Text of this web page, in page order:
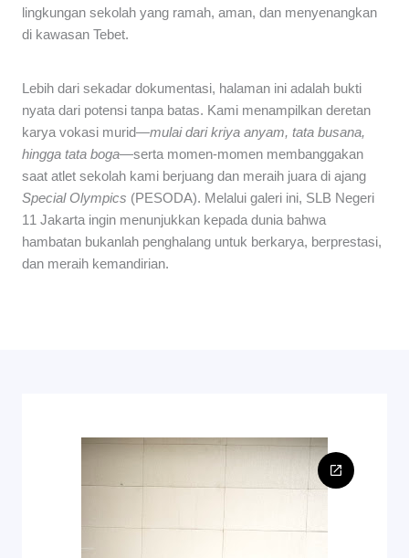
lingkungan sekolah yang ramah, aman, dan menyenangkan
di kawasan Tebet.
Lebih dari sekadar dokumentasi, halaman ini adalah bukti
nyata dari potensi tanpa batas. Kami menampilkan deretan
karya vokasi murid—mulai dari kriya anyam, tata busana,
hingga tata boga—serta momen-momen membanggakan
saat atlet sekolah kami berjuang dan meraih juara di ajang
Special Olympics (PESODA). Melalui galeri ini, SLB Negeri
11 Jakarta ingin menunjukkan kepada dunia bahwa
hambatan bukanlah penghalang untuk berkarya, berprestasi,
dan meraih kemandirian.